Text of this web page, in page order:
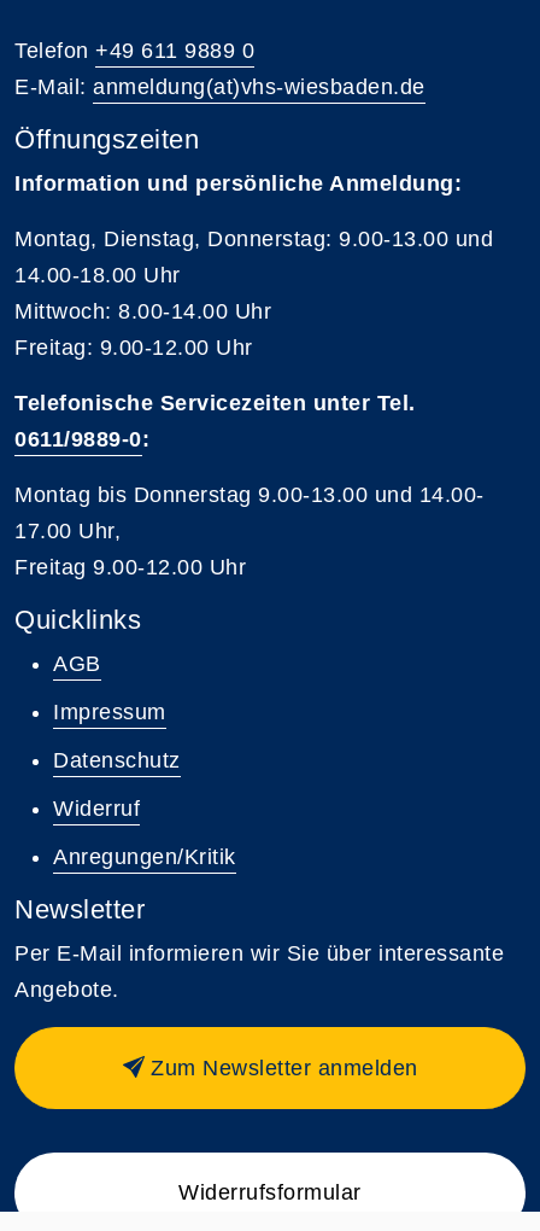
Telefon +49 611 9889 0
E-Mail: anmeldung(at)vhs-wiesbaden.de
Öffnungszeiten
Information und persönliche Anmeldung:
Montag, Dienstag, Donnerstag: 9.00-13.00 und
14.00-18.00 Uhr
Mittwoch: 8.00-14.00 Uhr
Freitag: 9.00-12.00 Uhr
Telefonische Servicezeiten unter Tel.
0611/9889-0:
Montag bis Donnerstag 9.00-13.00 und 14.00-
17.00 Uhr,
Freitag 9.00-12.00 Uhr
Quicklinks
AGB
Impressum
Datenschutz
Widerruf
Anregungen/Kritik
Newsletter
Per E-Mail informieren wir Sie über interessante
Angebote.
Zum Newsletter anmelden
Widerrufsformular